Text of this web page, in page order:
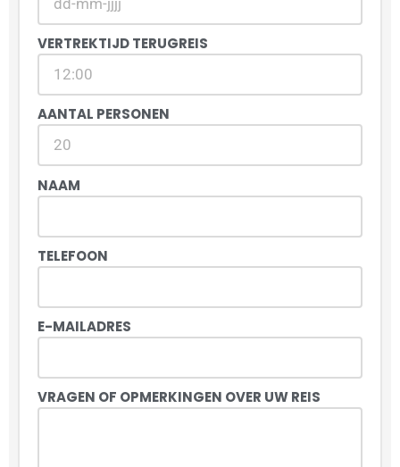
VERTREKTIJD TERUGREIS
AANTAL PERSONEN
NAAM
TELEFOON
E-MAILADRES
VRAGEN OF OPMERKINGEN OVER UW REIS